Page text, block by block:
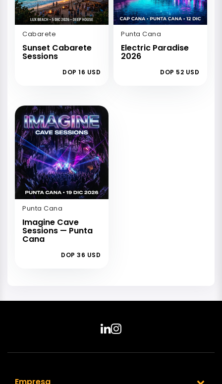
Cabarete
Sunset Cabarete
Sessions
DOP 16 USD
Punta Cana
Electric Paradise
2026
DOP 52 USD
Punta Cana
Imagine Cave
Sessions — Punta
Cana
DOP 36 USD